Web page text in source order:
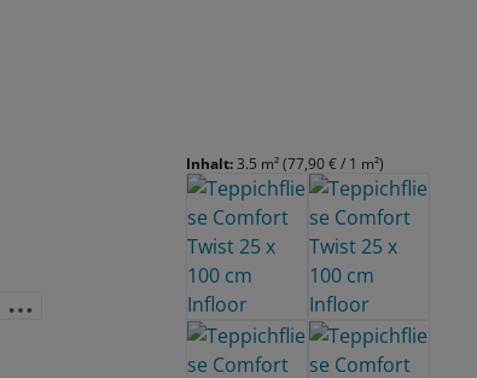
Inhalt:3.5 m²(77,90 € / 1 m²)